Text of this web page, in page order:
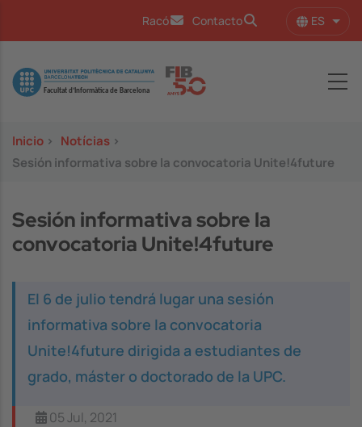
Racó Contacto ES
Image
Inicio > Notícias >
Sesión informativa sobre la convocatoria Unite!4future
Sesión informativa sobre la
convocatoria Unite!4future
El 6 de julio tendrá lugar una sesión
informativa sobre la convocatoria
Unite!4future dirigida a estudiantes de
grado, máster o doctorado de la UPC.
05 Jul, 2021